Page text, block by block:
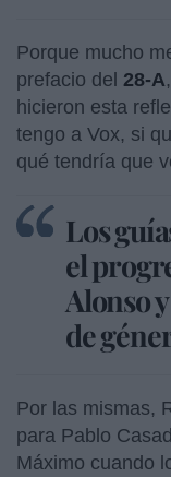
Porque mucho
prefacio del 28-A
hicieron esta
tengo a Vox, si
qué tendría que
Los
el
Alonso
de
Por las mismas,
para Pablo
Máximo cuando